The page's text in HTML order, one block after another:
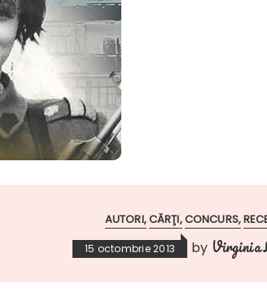
AUTORI CĂRŢI CONCURS
15 octombrie 2013 by Virginia